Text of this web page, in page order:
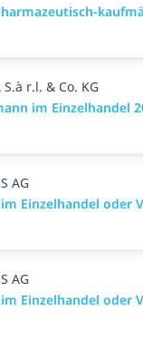
S.à r.l. & Co. KG
im Einzelhandel
AG
Einzelhandel
AG
Einzelhandel